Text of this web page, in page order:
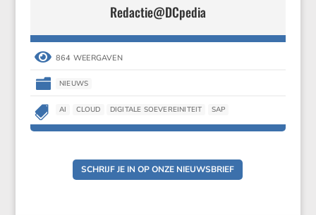
Redactie@DCpedia
 864 WEERGAVEN
 NIEUWS
 AI CLOUD DIGITALE SOEVEREINITEIT SAP
SCHRIJF JE IN OP ONZE NIEUWSBRIEF